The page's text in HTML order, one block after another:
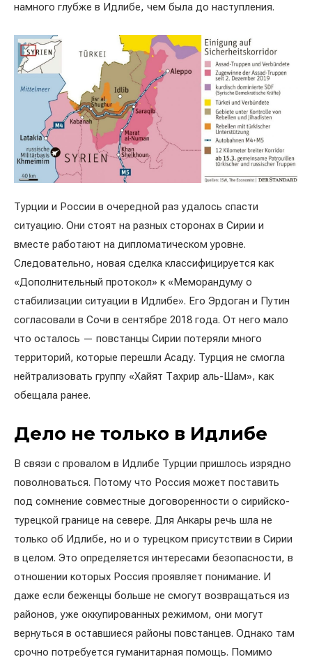
намного глубже в Идлибе, чем была до наступления.
Турции и России в очередной раз удалось спасти
ситуацию. Они стоят на разных сторонах в Сирии и
вместе работают на дипломатическом уровне.
Следовательно, новая сделка классифицируется как
«Дополнительный протокол» к «Меморандуму о
стабилизации ситуации в Идлибе». Его Эрдоган и Путин
согласовали в Сочи в сентябре 2018 года. От него мало
что осталось — повстанцы Сирии потеряли много
территорий, которые перешли Асаду. Турция не смогла
нейтрализовать группу «Хайят Тахрир аль-Шам», как
обещала ранее.
Дело не только в Идлибе
В связи с провалом в Идлибе Турции пришлось изрядно
поволноваться. Потому что Россия может поставить
под сомнение совместные договоренности о сирийско-
турецкой границе на севере. Для Анкары речь шла не
только об Идлибе, но и о турецком присутствии в Сирии
в целом. Это определяется интересами безопасности, в
отношении которых Россия проявляет понимание. И
даже если беженцы больше не смогут возвращаться из
районов, уже оккупированных режимом, они могут
вернуться в оставшиеся районы повстанцев. Однако там
срочно потребуется гуманитарная помощь. Помимо